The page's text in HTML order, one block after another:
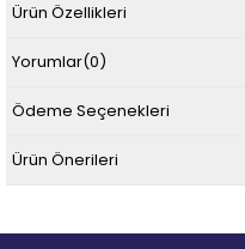
Ürün Özellikleri
Yorumlar(0)
Ödeme Seçenekleri
Ürün Önerileri